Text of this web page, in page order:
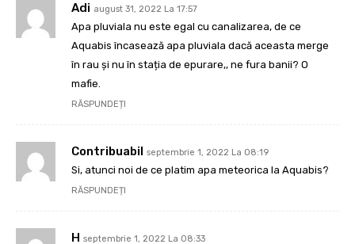
Adi august 31, 2022 La 17:57
Apa pluviala nu este egal cu canalizarea, de ce
Aquabis încasează apa pluviala dacă aceasta merge
în rau și nu în stația de epurare,, ne fura banii? O
mafie.
RĂSPUNDEȚI
Contribuabil septembrie 1, 2022 La 08:19
Si, atunci noi de ce platim apa meteorica la Aquabis?
RĂSPUNDEȚI
H septembrie 1, 2022 La 08:33